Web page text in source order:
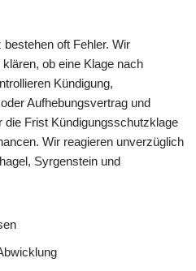
oft Fehler. Wir
ob eine Klage nach
Kündigung,
Aufhebungsvertrag und
Frist Kündigungsschutzklage
Wir reagieren unverzüglich
Syrgenstein und